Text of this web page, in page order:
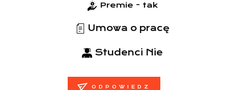
Premie - tak
Umowa o pracę
Studenci Nie
ODPOWIEDZ